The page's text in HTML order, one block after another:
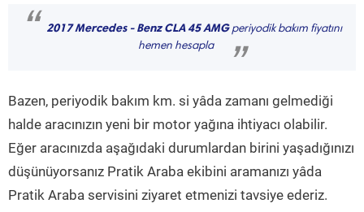
“ 2017 Mercedes - Benz CLA 45 AMGperiyodik bakım fiyatını
hemen hesapla
”
Bazen, periyodik bakım km. si yâda zamanı gelmediği
halde aracınızın yeni bir motor yağına ihtiyacı olabilir.
Eğer aracınızda aşağıdaki durumlardan birini yaşadığınızı
düşünüyorsanız Pratik Araba ekibini aramanızı yâda
Pratik Araba servisini ziyaret etmenizi tavsiye ederiz.